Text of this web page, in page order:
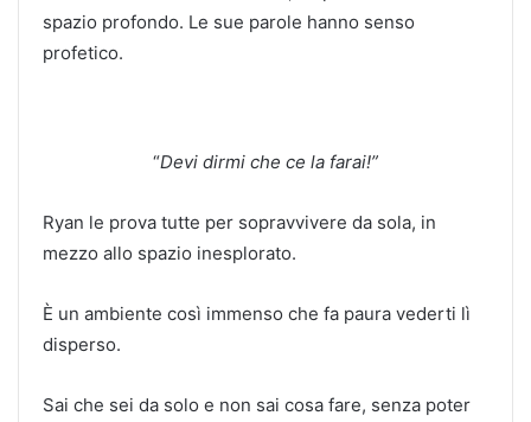
spazio profondo. Le sue parole hanno senso
profetico.
“Devi dirmi che ce la farai!”
Ryan le prova tutte per sopravvivere da sola, in
mezzo allo spazio inesplorato.
È un ambiente così immenso che fa paura vederti lì
disperso.
Sai che sei da solo e non sai cosa fare, senza poter